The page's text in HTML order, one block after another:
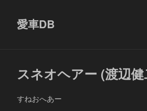
愛車DB
スネオヘアー (渡辺
すねおへあー